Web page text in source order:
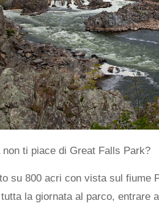
non ti piace di Great Falls Park?
su 800 acri con vista sul fiume
la giornata al parco, entrare